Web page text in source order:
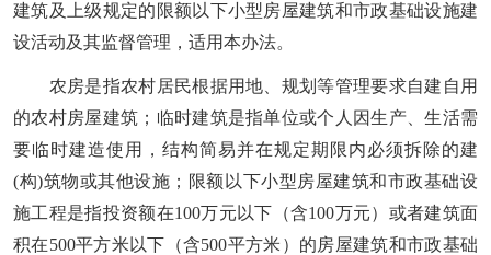
建筑及上级规定的限额以下小型房屋建筑和市政基础设施建
设活动及其监督管理，适用本办法。
农房是指农村居民根据用地、规划等管理要求自建自用
的农村房屋建筑；临时建筑是指单位或个人因生产、生活需
要临时建造使用，结构简易并在规定期限内必须拆除的建
(构)筑物或其他设施；限额以下小型房屋建筑和市政基础设
施工程是指投资额在100万元以下（含100万元）或者建筑面
积在500平方米以下（含500平方米）的房屋建筑和市政基础